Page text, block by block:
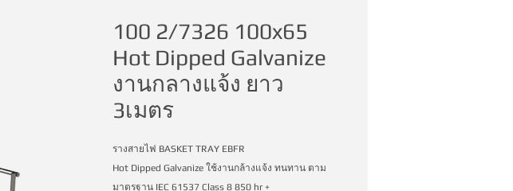
100 2/7326 100x65
Hot Dipped Galvanize
งานกลางแจ้ง ยาว
3เมตร
รางสายไฟ BASKET TRAY EBFR
Hot Dipped Galvanize ใช้งานกล้างแจ้ง ทนทาน ตาม
มาตร​​ฐาน IEC 61537 Class 8 850 hr +